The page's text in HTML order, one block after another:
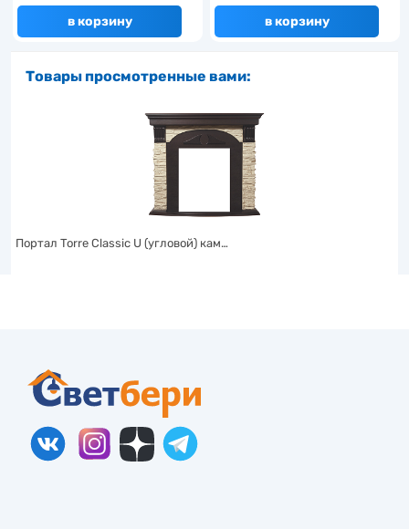
в корзину в корзину
Товары просмотренные вами:
Портал Torre Classic U (угловой) кам…